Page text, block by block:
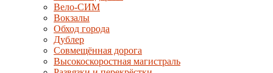
Вело-СИМ
Вокзалы
Обход города
Дублер
Совмещённая дорога
Высокоскоростная магистраль